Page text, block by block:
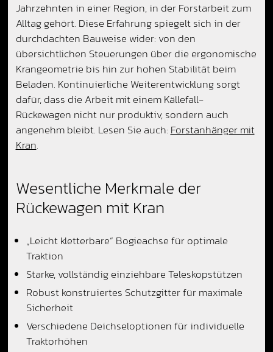
Jahrzehnten in einer Region, in der Forstarbeit zum
Alltag gehört. Diese Erfahrung spiegelt sich in der
durchdachten Bauweise wider: von den
übersichtlichen Steuerungen über die ergonomische
Krangeometrie bis hin zur hohen Stabilität beim
Beladen. Kontinuierliche Weiterentwicklung sorgt
dafür, dass die Arbeit mit einem Källefall-
Rückewagen nicht nur produktiv, sondern auch
angenehm bleibt. Lesen Sie auch: Forstanhänger mit
Kran.
Wesentliche Merkmale der
Rückewagen mit Kran
„Leicht kletterbare“ Bogieachse für optimale
Traktion
Starke, vollständig einziehbare Teleskopstützen
Robust konstruiertes Schutzgitter für maximale
Sicherheit
Verschiedene Deichseloptionen für individuelle
Traktorhöhen